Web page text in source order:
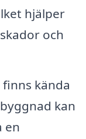
hjälper
och
kända
kan
en